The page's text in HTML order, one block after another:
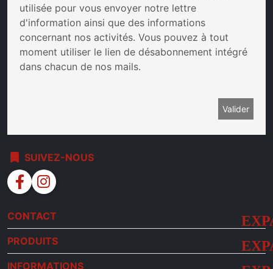
utilisée pour vous envoyer notre lettre
d'information ainsi que des informations
concernant nos activités. Vous pouvez à tout
moment utiliser le lien de désabonnement intégré
dans chacun de nos mails.
bookmark SUIVEZ-NOUS
facebook instagram
CONTACT
PRODUITS
INFORMATIONS